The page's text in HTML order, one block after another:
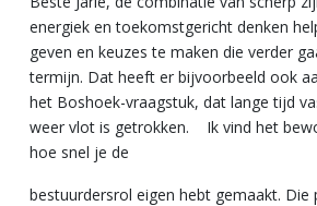
energiek en toekomstgericht denken
geven en keuzes te maken die verder
termijn. Dat heeft er bijvoorbeeld ook
het Boshoek-vraagstuk, dat lange tijd
weer vlot is getrokken. Ik vind het
hoe snel je de
bestuurdersrol eigen hebt gemaakt. Die